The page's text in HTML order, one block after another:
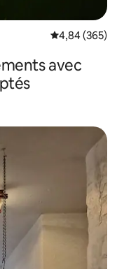
Évaluation
4,84 (365)
avec